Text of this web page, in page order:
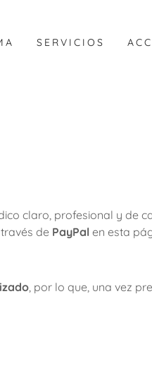
SERVICIOS
claro, profesional y de
de PayPal en esta
, por lo que, una vez